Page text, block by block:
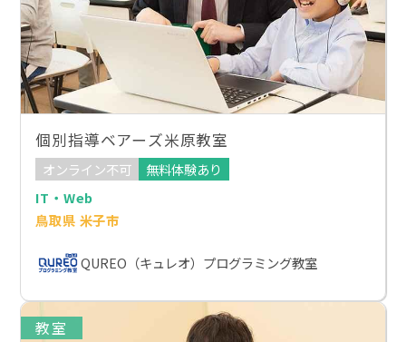
個別指導ベアーズ米原教室
オンライン不可
無料体験あり
IT・Web
鳥取県 米子市
QUREO（キュレオ）プログラミング教室
教室